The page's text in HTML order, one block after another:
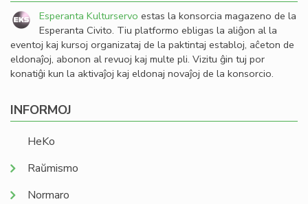
Esperanta Kulturservo estas la konsorcia magazeno de la
Esperanta Civito. Tiu platformo ebligas la aliĝon al la
eventoj kaj kursoj organizataj de la paktintaj establoj, aĉeton de
eldonaĵoj, abonon al revuoj kaj multe pli. Vizitu ĝin tuj por
konatiĝi kun la aktivaĵoj kaj eldonaj novaĵoj de la konsorcio.
INFORMOJ
HeKo
Raŭmismo
Normaro